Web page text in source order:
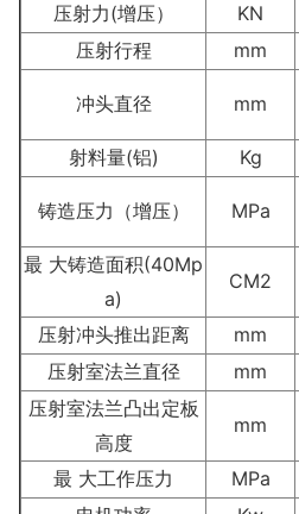
压射力(增压）
KN
压射行程
mm
冲头直径 mm
射料量(铝)
Kg
铸造压力（增压） MPa
最 大铸造面积(40Mp
a)
CM2
压射冲头推出距离 mm
压射室法兰直径
mm
压射室法兰凸出定板
高度
mm
最 大工作压力 MPa